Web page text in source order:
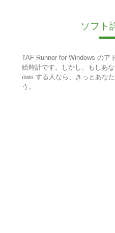
ソフト
TAF Runner for Windows のア
絵時計です。しかし、もしあ
ows する人なら、きっとあな
う。